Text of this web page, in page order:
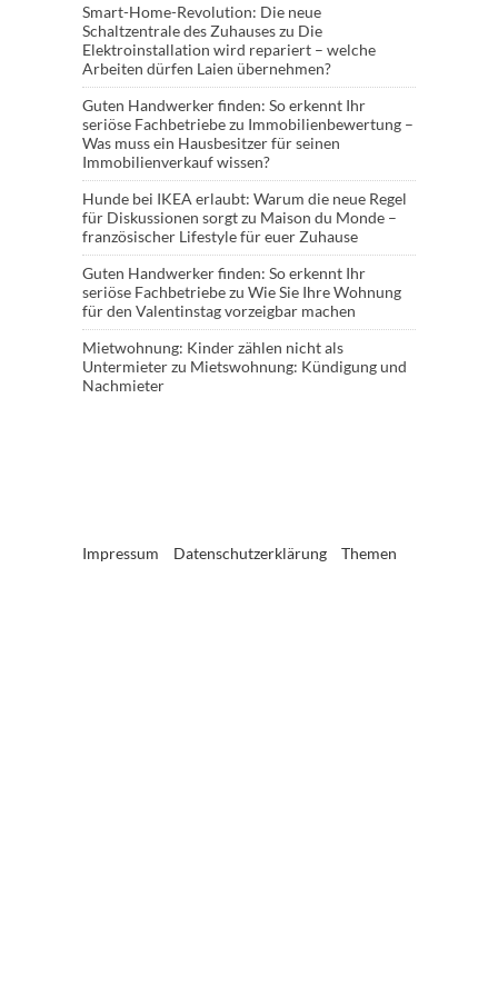
Smart-Home-Revolution: Die neue
Schaltzentrale des Zuhauseszu Die
Elektroinstallation wird repariert – welche
Arbeiten dürfen Laien übernehmen?
Guten Handwerker finden: So erkennt Ihr
seriöse Fachbetriebezu Immobilienbewertung –
Was muss ein Hausbesitzer für seinen
Immobilienverkauf wissen?
Hunde bei IKEA erlaubt: Warum die neue Regel
für Diskussionen sorgtzu Maison du Monde –
französischer Lifestyle für euer Zuhause
Guten Handwerker finden: So erkennt Ihr
seriöse Fachbetriebezu Wie Sie Ihre Wohnung
für den Valentinstag vorzeigbar machen
Mietwohnung: Kinder zählen nicht als
Untermieterzu Mietswohnung: Kündigung und
Nachmieter
Impressum Datenschutzerklärung Themen